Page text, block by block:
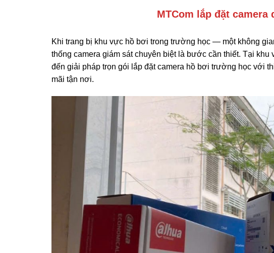
MTCom lắp đặt
Khi trang bị khu vực hồ bơi trong trường học — một không
thống camera giám sát chuyên biệt là bước cần thiết. Tại
đến giải pháp trọn gói lắp đặt camera hồ bơi trường học với
mãi tận nơi.